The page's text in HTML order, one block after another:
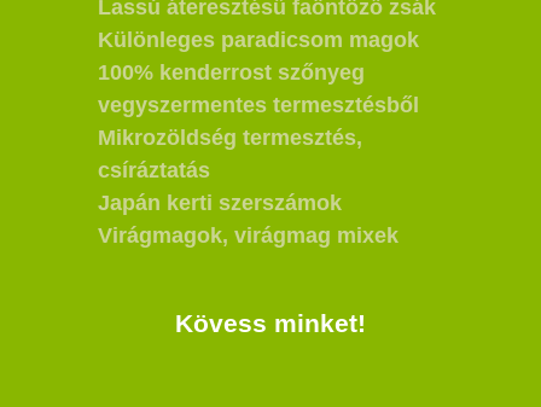
Lassú áteresztésű faöntöző zsák
Különleges paradicsom magok
100% kenderrost szőnyeg
vegyszermentes termesztésből
Mikrozöldség termesztés,
csíráztatás
Japán kerti szerszámok
Virágmagok, virágmag mixek
Kövess minket!